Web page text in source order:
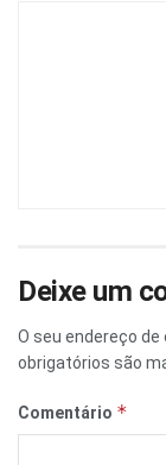
Deixe um
O seu endereço
obrigatórios são
Comentário *